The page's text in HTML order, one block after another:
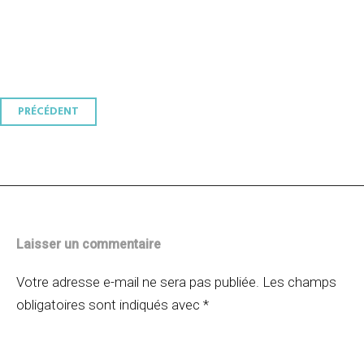
Navigation
PRÉCÉDENT
Laisser un commentaire
Votre adresse e-mail ne sera pas publiée. Les champs
obligatoires sont indiqués avec *